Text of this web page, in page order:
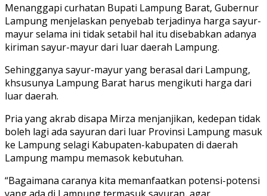
Menanggapi curhatan Bupati Lampung Barat, Gubernur
Lampung menjelaskan penyebab terjadinya harga sayur-
mayur selama ini tidak setabil hal itu disebabkan adanya
kiriman sayur-mayur dari luar daerah Lampung.
Sehingganya sayur-mayur yang berasal dari Lampung,
khsusunya Lampung Barat harus mengikuti harga dari
luar daerah.
Pria yang akrab disapa Mirza menjanjikan, kedepan tidak
boleh lagi ada sayuran dari luar Provinsi Lampung masuk
ke Lampung selagi Kabupaten-kabupaten di daerah
Lampung mampu memasok kebutuhan.
“Bagaimana caranya kita memanfaatkan potensi-potensi